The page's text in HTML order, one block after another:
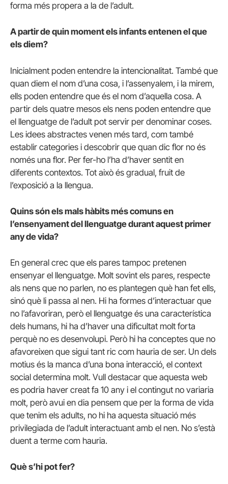
forma més propera a la de l’adult.
A partir de quin moment els infants entenen el que
els diem?
Inicialment poden entendre la intencionalitat. També que
quan diem el nom d’una cosa, i l’assenyalem, i la mirem,
ells poden entendre que és el nom d’aquella cosa. A
partir dels quatre mesos els nens poden entendre que
el llenguatge de l’adult pot servir per denominar coses.
Les idees abstractes venen més tard, com també
establir categories i descobrir que quan dic flor no és
només una flor. Per fer-ho l’ha d’haver sentit en
diferents contextos. Tot això és gradual, fruit de
l’exposició a la llengua.
Quins són els mals hàbits més comuns en
l’ensenyament del llenguatge durant aquest primer
any de vida?
En general crec que els pares tampoc pretenen
ensenyar el llenguatge. Molt sovint els pares, respecte
als nens que no parlen, no es plantegen què han fet ells,
sinó què li passa al nen. Hi ha formes d’interactuar que
no l’afavoriran, però el llenguatge és una característica
dels humans, hi ha d’haver una dificultat molt forta
perquè no es desenvolupi. Però hi ha conceptes que no
afavoreixen que sigui tant ric com hauria de ser. Un dels
motius és la manca d’una bona interacció, el context
social determina molt. Vull destacar que aquesta web
es podria haver creat fa 10 any i el contingut no variaria
molt, però avui en dia pensem que per la forma de vida
que tenim els adults, no hi ha aquesta situació més
privilegiada de l’adult interactuant amb el nen. No s’està
duent a terme com hauria.
Què s’hi pot fer?